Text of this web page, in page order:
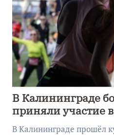
В Калининграде
приняли участие
забеге
В Калининграде прошёл